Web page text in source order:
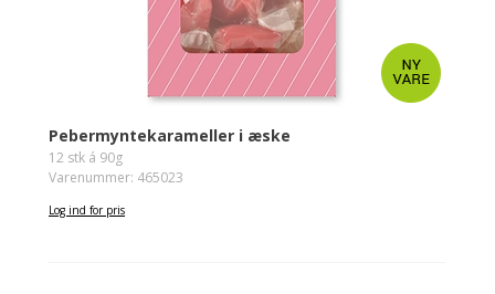
Pebermyntekarameller i æske
12 stk á 90g
Varenummer: 465023
Log ind for pris